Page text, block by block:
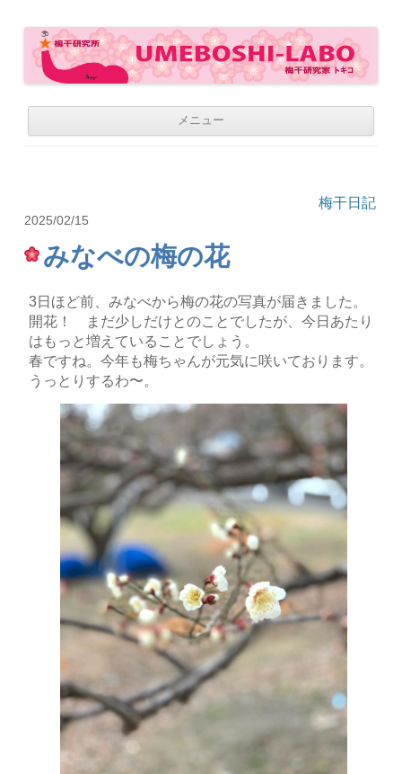
WE LOVE UMEBOSHI
メニュー
梅干日記
2025/02/15
みなべの梅の花
3日ほど前、みなべから梅の花の写真が届きました。
開花！ まだ少しだけとのことでしたが、今日あたり
はもっと増えていることでしょう。
春ですね。今年も梅ちゃんが元気に咲いております。
うっとりするわ〜。